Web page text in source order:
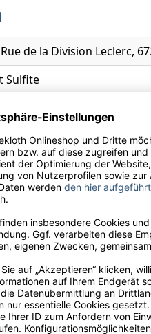
Rue de la Division Leclerc,
Sulfite
Traubenmost ,
arabicum
vol.
Cassis, Vanille